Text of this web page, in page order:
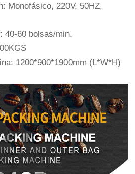
Monofásico, 220V, 50HZ,
40-60 bolsas/min.
1200*900*1900mm (L*W*H)